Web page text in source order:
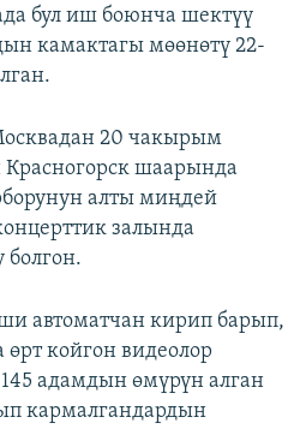
бул иш боюнча шектүү
камактагы мөөнөтү 22-
20 чакырым
шаарында
алты миңдей
залында
болгон.
автоматчан кирип барып,
койгон видеолор
адамдын өмүрүн алган
кармалгандардын